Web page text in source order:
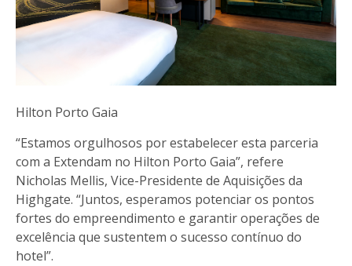
Hilton Porto Gaia
“Estamos orgulhosos por estabelecer esta parceria
com a Extendam no Hilton Porto Gaia”, refere
Nicholas Mellis, Vice-Presidente de Aquisições da
Highgate. “Juntos, esperamos potenciar os pontos
fortes do empreendimento e garantir operações de
excelência que sustentem o sucesso contínuo do
hotel”.